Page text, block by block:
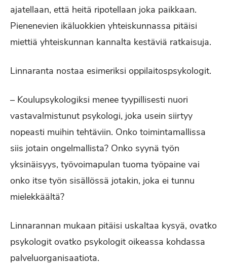
ajatellaan, että heitä ripotellaan joka paikkaan.
Pienenevien ikäluokkien yhteiskunnassa pitäisi
miettiä yhteiskunnan kannalta kestäviä ratkaisuja.
Linnaranta nostaa esimeriksi oppilaitospsykologit.
– Koulupsykologiksi menee tyypillisesti nuori
vastavalmistunut psykologi, joka usein siirtyy
nopeasti muihin tehtäviin. Onko toimintamallissa
siis jotain ongelmallista? Onko syynä työn
yksinäisyys, työvoimapulan tuoma työpaine vai
onko itse työn sisällössä jotakin, joka ei tunnu
mielekkäältä?
Linnarannan mukaan pitäisi uskaltaa kysyä, ovatko
psykologit ovatko psykologit oikeassa kohdassa
palveluorganisaatiota.